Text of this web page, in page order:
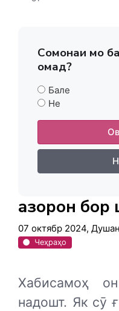
Сомонаи мо
омад?
Бале
Не
Ҳазорон
07 октябр 2024,
Чеҳраҳо
Хабисамоҳ
надошт. Як сӯ